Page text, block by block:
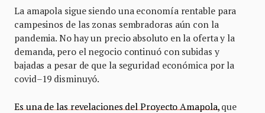
La amapola sigue siendo una economía rentable para
campesinos de las zonas sembradoras aún con la
pandemia. No hay un precio absoluto en la oferta y la
demanda, pero el negocio continuó con subidas y
bajadas a pesar de que la seguridad económica por la
covid–19 disminuyó.
Es una de las revelaciones del Proyecto Amapola,que